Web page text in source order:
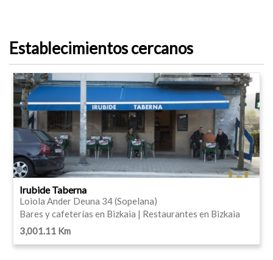
Establecimientos cercanos
Irubide Taberna
Loiola Ander Deuna 34 (Sopelana)
Bares y cafeterías en Bizkaia | Restaurantes en Bizkaia
3,001.11 Km